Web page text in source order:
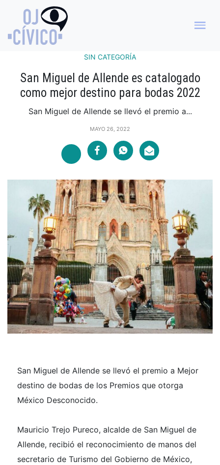
SIN CATEGORÍA
San Miguel de Allende es catalogado
como mejor destino para bodas 2022
San Miguel de Allende se llevó el premio a...
MAYO 26, 2022
San Miguel de Allende se llevó el premio a Mejor
destino de bodas de los Premios que otorga
México Desconocido.
Mauricio Trejo Pureco, alcalde de San Miguel de
Allende, recibió el reconocimiento de manos del
secretario de Turismo del Gobierno de México,